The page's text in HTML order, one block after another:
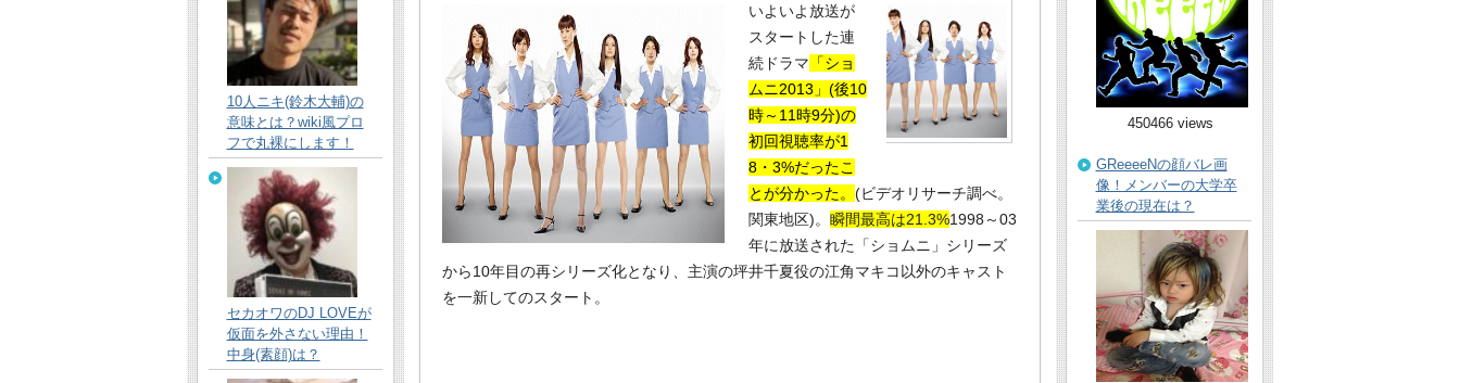
いよいよ放送が
スタートした連
続ドラマ 「ショ
ムニ2013」(後10
時～11時9分)の
初回視聴率が1
8・3%だったこ
とが分かった。(ビデオリサーチ調べ。
関東地区)。瞬間最高は21.3%1998～03
年に放送された「ショムニ」シリーズ
から10年目の再シリーズ化となり、主演の坪井千夏役の江角マキコ以外のキャスト
を一新してのスタート。
10人ニキ(鈴木大輔)の
意味とは？wiki風プロ
フで丸裸にします！
セカオワのDJ LOVEが
仮面を外さない理由！
中身(素顔)は？
450466 views
GReeeeNの顔バレ画
像！メンバーの大学卒
業後の現在は？
芸能や最新のニュース、スポーツなどの情報を一挙公開